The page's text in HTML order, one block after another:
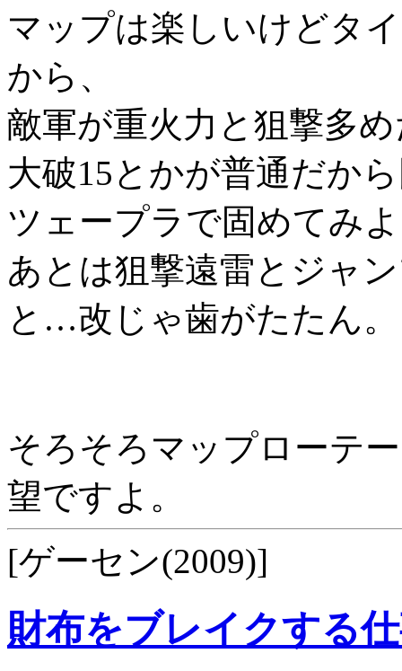
マップは楽しいけどタ
から、
敵軍が重火力と狙撃多
大破15とかが普通だか
ツェープラで固めてみ
あとは狙撃遠雷とジャ
と…改じゃ歯がたたん。
そろそろマップローテ
望ですよ。
[ゲーセン(2009)]
財布をブレイクする